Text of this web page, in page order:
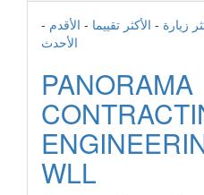
زيارة - الأكثر تقييما - الأقدم -
الأحدث
PANORAMA
WLL